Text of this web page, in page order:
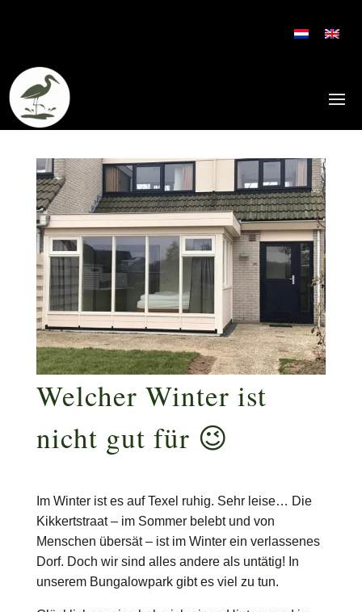
Welcher Winter ist
nicht gut für 😉
Im Winter ist es auf Texel ruhig. Sehr leise… Die
Kikkertstraat – im Sommer belebt und von
Menschen übersät – ist im Winter ein verlassenes
Dorf. Doch wir sind alles andere als untätig! In
unserem Bungalowpark gibt es viel zu tun.